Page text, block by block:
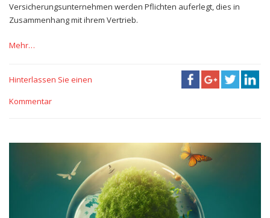
Versicherungsunternehmen werden Pflichten auferlegt, dies in
Zusammenhang mit ihrem Vertrieb.
Mehr…
Hinterlassen Sie einen
Kommentar